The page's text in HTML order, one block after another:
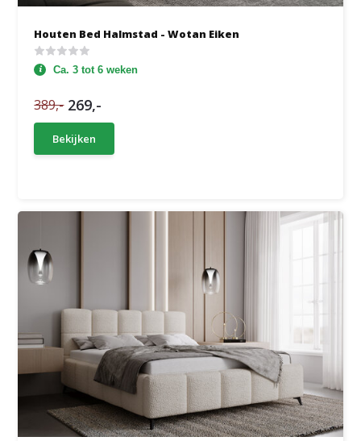
Houten Bed Halmstad - Wotan Eiken
Ca. 3 tot 6 weken
389,- 269,-
Bekijken